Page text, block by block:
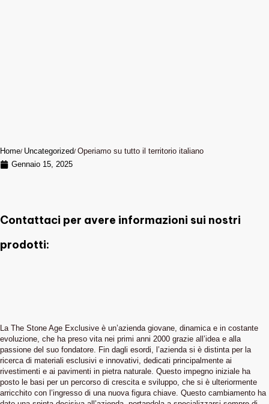
Home Uncategorized Operiamo su tutto il territorio italiano
Gennaio 15, 2025
Contattaci per avere informazioni sui nostri
prodotti:
La The Stone Age Exclusive è un’azienda giovane, dinamica e in costante
evoluzione, che ha preso vita nei primi anni 2000 grazie all’idea e alla
passione del suo fondatore. Fin dagli esordi, l’azienda si è distinta per la
ricerca di materiali esclusivi e innovativi, dedicati principalmente ai
rivestimenti e ai pavimenti in pietra naturale. Questo impegno iniziale ha
posto le basi per un percorso di crescita e sviluppo, che si è ulteriormente
arricchito con l’ingresso di una nuova figura chiave. Questo cambiamento ha